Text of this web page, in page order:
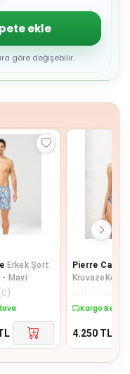
ekle
göre değişebilir.
Erkek Şort
- Mavi
0)
Pierre Cardin
Kargo
4.250 TL